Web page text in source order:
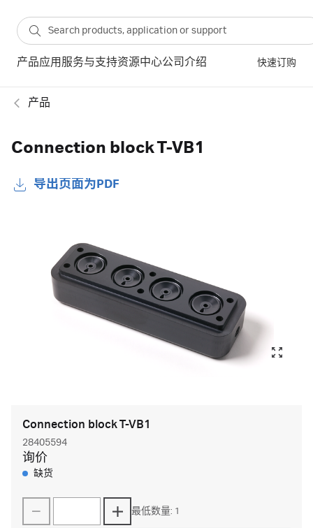
产品应用 服务与支持资源中心公司介绍 快速订购
产品
Connection block T-VB1
导出页面为PDF
Connection block T-VB1
28405594
询价
缺货
最低数量: 1